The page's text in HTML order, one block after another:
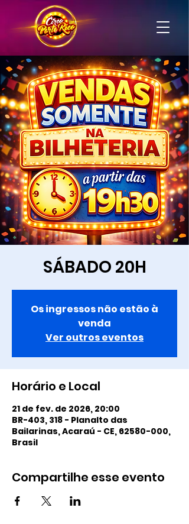
SÁBADO 20H
Os ingressos não estão à
venda
Ver outros eventos
Horário e Local
21 de fev. de 2026, 20:00
BR-403, 318 - Planalto das
Bailarinas, Acaraú - CE, 62580-000,
Brasil
Compartilhe esse evento